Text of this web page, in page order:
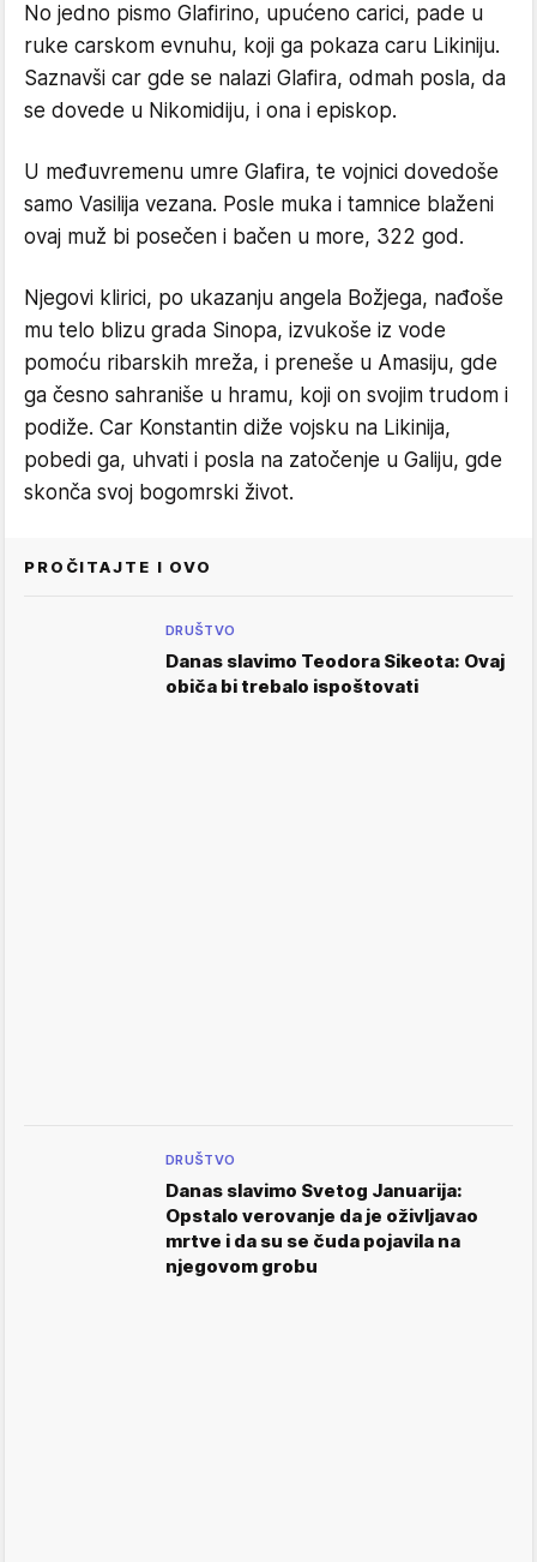
No jedno pismo Glafirino, upućeno carici, pade u
ruke carskom evnuhu, koji ga pokaza caru Likiniju.
Saznavši car gde se nalazi Glafira, odmah posla, da
se dovede u Nikomidiju, i ona i episkop.
U međuvremenu umre Glafira, te vojnici dovedoše
samo Vasilija vezana. Posle muka i tamnice blaženi
ovaj muž bi posečen i bačen u more, 322 god.
Njegovi klirici, po ukazanju angela Božjega, nađoše
mu telo blizu grada Sinopa, izvukoše iz vode
pomoću ribarskih mreža, i preneše u Amasiju, gde
ga česno sahraniše u hramu, koji on svojim trudom i
podiže. Car Konstantin diže vojsku na Likinija,
pobedi ga, uhvati i posla na zatočenje u Galiju, gde
skonča svoj bogomrski život.
PROČITAJTE I OVO
DRUŠTVO
Danas slavimo Teodora Sikeota: Ovaj
običa bi trebalo ispoštovati
DRUŠTVO
Danas slavimo Svetog Januarija:
Opstalo verovanje da je oživljavao
mrtve i da su se čuda pojavila na
njegovom grobu